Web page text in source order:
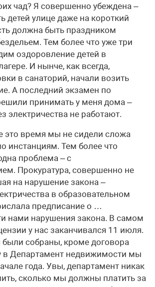
чад? Я совершенно убеждена –
детей улице даже на короткий
должна быть праздником
Тем более что уже три
оздоровление детей в
И нынче, как всегда,
в санаторий, начали возить
А последний экзамен по
принимать у меня дома –
электричества не работают.
это время мы не сидели сложа
инстанциям. Тем более что
проблема – с
Прокуратура, совершенно не
на нарушение закона –
в образовательном
предписание о …
нами нарушения закона. В самом
у нас заканчивался 11 июля.
собраны, кроме договора
в Департамент недвижимости мы
года. Увы, департамент никак
сколько мы должны платить за